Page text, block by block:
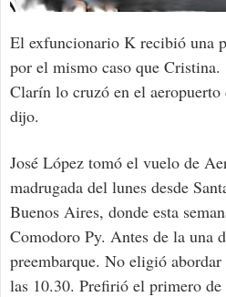
El exfuncionario K recibió una
por el mismo caso que Cristina.
Clarín lo cruzó en el
dijo.
José López tomó el vuelo de
madrugada del lunes desde
Buenos Aires, donde esta
Comodoro Py. Antes de la una
preembarque. No eligió
las 10.30. Prefirió el primero de